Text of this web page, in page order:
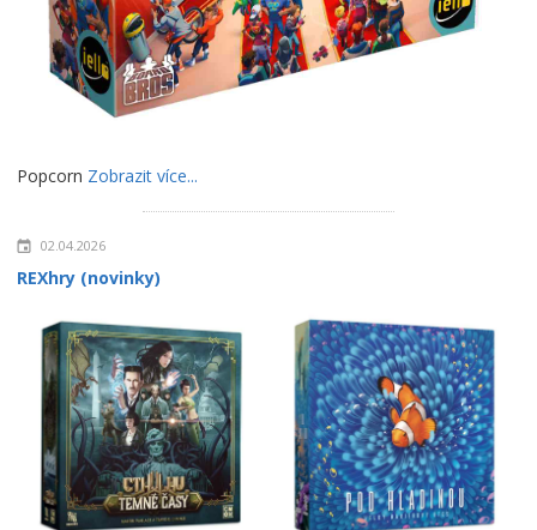
Popcorn Zobrazit více...
02.04.2026
REXhry (novinky)